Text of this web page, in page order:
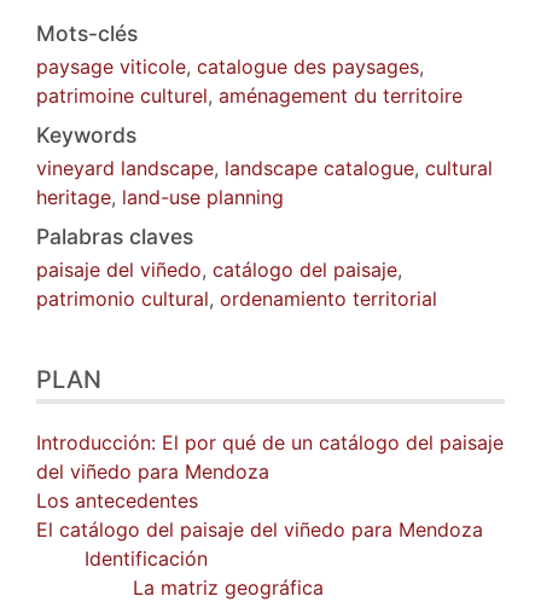
Mots-clés
paysage viticole, catalogue des paysages,
patrimoine culturel, aménagement du territoire
Keywords
vineyard landscape, landscape catalogue, cultural
heritage, land-use planning
Palabras claves
paisaje del viñedo, catálogo del paisaje,
patrimonio cultural, ordenamiento territorial
PLAN
Introducción: El por qué de un catálogo del paisaje
del viñedo para Mendoza
Los antecedentes
El catálogo del paisaje del viñedo para Mendoza
Identificación
La matriz geográfica